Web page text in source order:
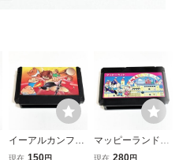
イーアルカンフー
【動作確認済】８
現在 150円
マッピーランド
【動作確認済】８
現在 280円